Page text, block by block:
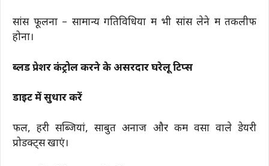
सांस फूलना – सामान्य गतिविधियों में भी सांस लेने में तकलीफ
होना।
ब्लड प्रेशर कंट्रोल करने के असरदार घरेलू टिप्स
डाइट में सुधार करें
फल, हरी सब्जियां, साबुत अनाज और कम वसा वाले डेयरी
प्रोडक्ट्स खाएं।